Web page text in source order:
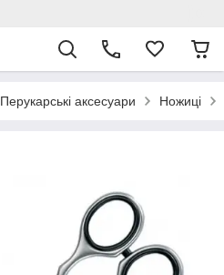
Перукарські аксесуари Ножиці